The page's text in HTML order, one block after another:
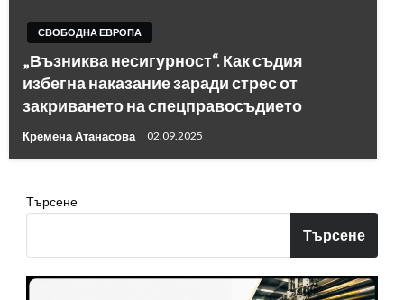
СВОБОДНА ЕВРОПА
„Възниква несигурност“. Как съдия
избегна наказание заради стрес от
закриването на спецправосъдието
Кремена Атанасова 02.09.2025
Търсене
Търсене